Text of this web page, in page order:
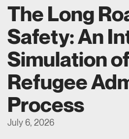
The Long
Safety: An
Simulation
Refugee
Process
July 6, 2026